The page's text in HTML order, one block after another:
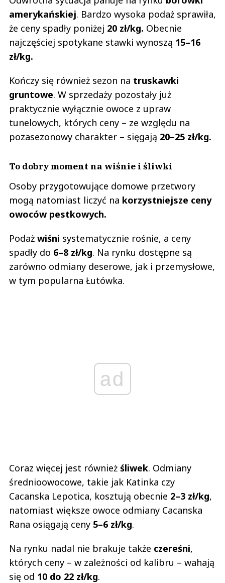
amerykańskiej. Bardzo wysoka podaż sprawiła,
że ceny spadły poniżej 20 zł/kg. Obecnie
najczęściej spotykane stawki wynoszą 15–16
zł/kg.
Kończy się również sezon na truskawki
gruntowe. W sprzedaży pozostały już
praktycznie wyłącznie owoce z upraw
tunelowych, których ceny – ze względu na
pozasezonowy charakter – sięgają 20–25 zł/kg.
To dobry moment na wiśnie i śliwki
Osoby przygotowujące domowe przetwory
mogą natomiast liczyć na korzystniejsze ceny
owoców pestkowych.
Podaż wiśni systematycznie rośnie, a ceny
spadły do 6–8 zł/kg. Na rynku dostępne są
zarówno odmiany deserowe, jak i przemysłowe,
w tym popularna Łutówka.
ad
Coraz więcej jest również śliwek. Odmiany
średnioowocowe, takie jak Katinka czy
Cacanska Lepotica, kosztują obecnie 2–3 zł/kg,
natomiast większe owoce odmiany Cacanska
Rana osiągają ceny 5–6 zł/kg.
Na rynku nadal nie brakuje także czereśni,
których ceny – w zależności od kalibru – wahają
się od 10 do 22 zł/kg.